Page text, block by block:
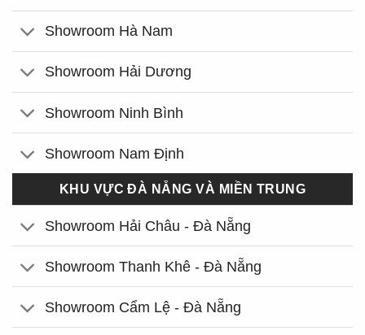
Showroom Hà Nam
Showroom Hải Dương
Showroom Ninh Bình
Showroom Nam Định
KHU VỰC ĐÀ NẴNG VÀ MIỀN TRUNG
Showroom Hải Châu - Đà Nẵng
Showroom Thanh Khê - Đà Nẵng
Showroom Cẩm Lệ - Đà Nẵng